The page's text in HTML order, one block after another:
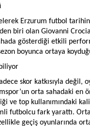
Erzurum futbol
biri olan Giovanni
gösterdiği etkili
boyunca ortaya
skor katkısıyla
orta sahadaki en
ve top kullanımındaki
futbolcu fark yarattı.
geçiş oyunlarında